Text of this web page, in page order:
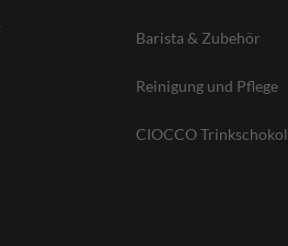
Barista & Zubehör
Reinigung und Pflege
CIOCCO